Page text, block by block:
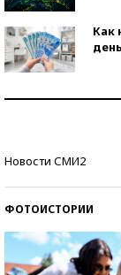
Как
Новости СМИ2
ФОТОИСТОРИИ